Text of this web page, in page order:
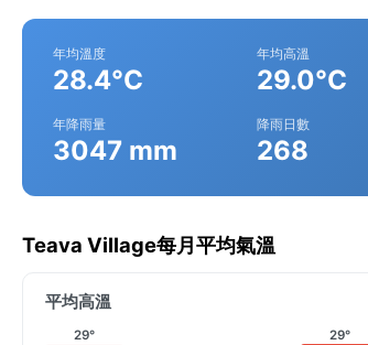
年均溫度
28.4°C
年均高溫
29.0°C
年降雨量
3047 mm
降雨日數
268
Teava Village每月平均氣溫
平均高溫
29° 29°